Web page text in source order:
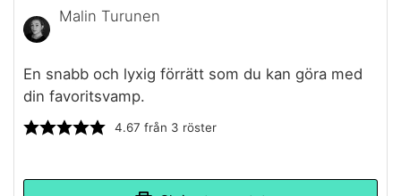
Malin Turunen
En snabb och lyxig förrätt som du kan göra med
din favoritsvamp.
4.67 från 3 röster